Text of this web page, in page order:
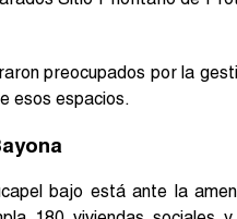
preocupados por la
esos espacios.
bajo está ante la